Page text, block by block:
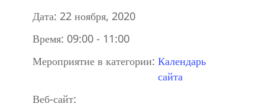
Дата: 22 ноября, 2020
Время: 09:00 - 11:00
Мероприятие в категории: Календарь
сайта
Веб-сайт: